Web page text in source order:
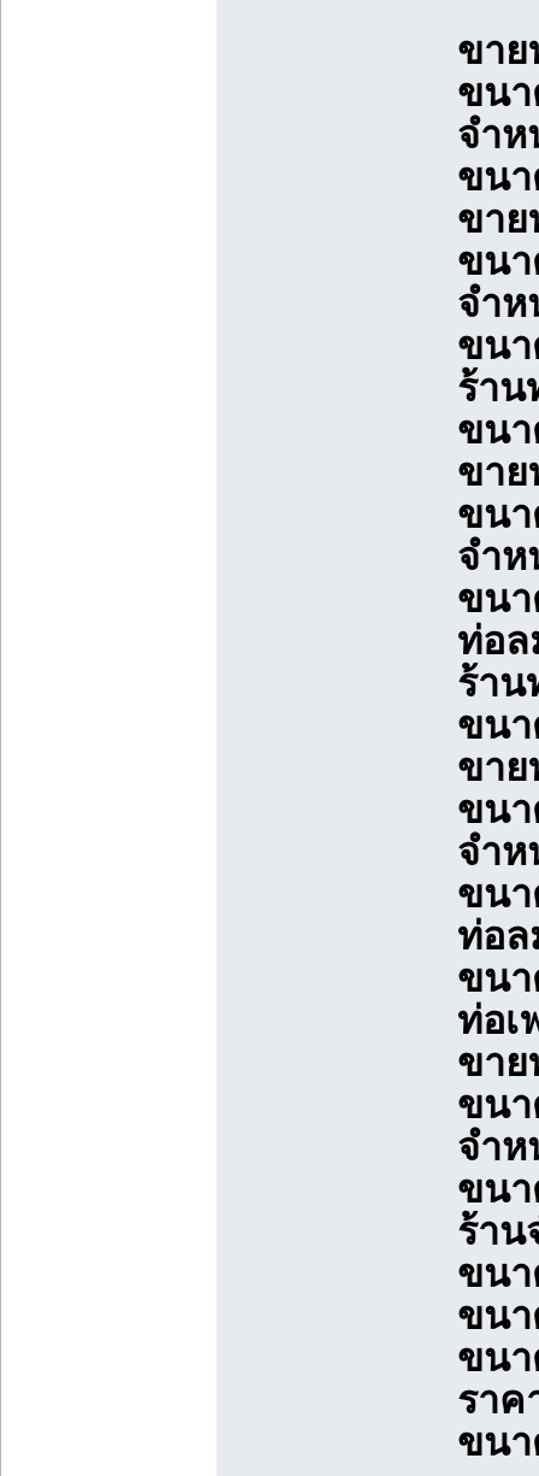
ขาย
ขนา
จำห
ขนา
ขาย
ขนา
จำห
ขนา
ร้าน
ขนา
ขาย
ขนา
จำห
ขนา
ท่อล
ร้าน
ขนา
ขาย
ขนา
จำห
ขนา
ท่อล
ขนา
ท่อเ
ขาย
ขนา
จำห
ขนา
ร้าน
ขนา
ขน
ขนา
ราค
ขนา